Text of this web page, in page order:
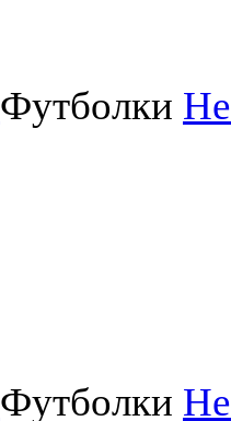
Футболки
Футболки